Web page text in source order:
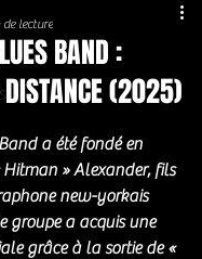
BAND :
DISTANCE (2025)
de lecture
5.
a été fondé en
Hitman » Alexander, fils
new-yorkais
groupe a acquis une
grâce à la sortie de «